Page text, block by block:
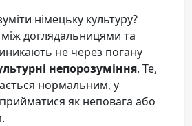
німецьку культуру?
між доглядальницями та
не через погану
непорозуміння. Те,
нормальним, у
як неповага або